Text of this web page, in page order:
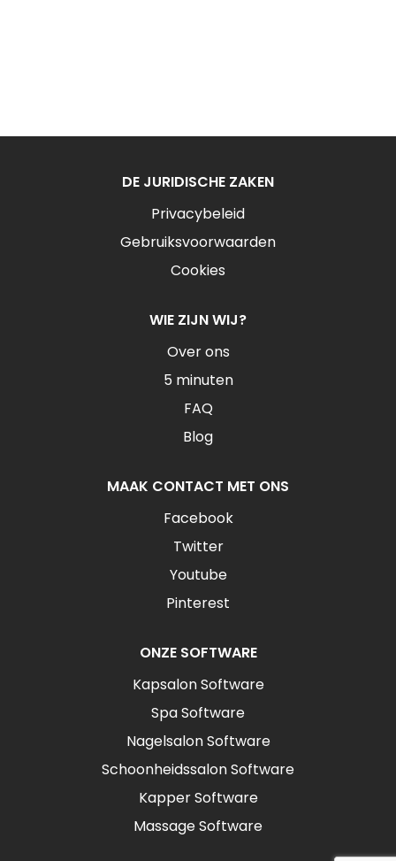
DE JURIDISCHE ZAKEN
Privacybeleid
Gebruiksvoorwaarden
Cookies
WIE ZIJN WIJ?
Over ons
5 minuten
FAQ
Blog
MAAK CONTACT MET ONS
Facebook
Twitter
Youtube
Pinterest
ONZE SOFTWARE
Kapsalon Software
Spa Software
Nagelsalon Software
Schoonheidssalon Software
Kapper Software
Massage Software